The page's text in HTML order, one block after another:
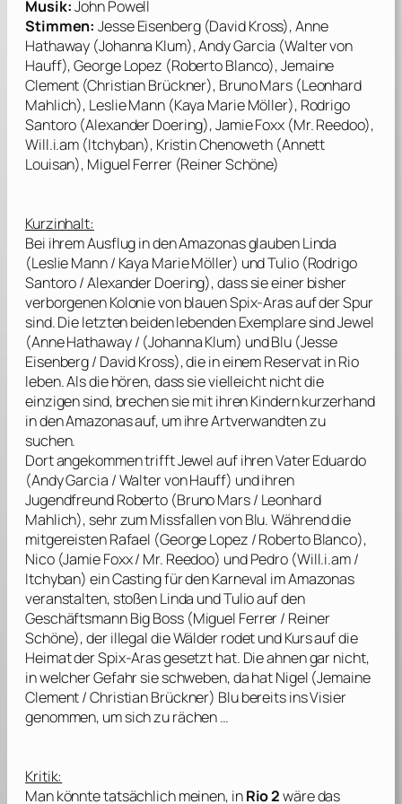
Musik:John Powell
Stimmen: Jesse Eisenberg (David Kross), Anne
Hathaway (Johanna Klum), Andy Garcia (Walter von
Hauff), George Lopez (Roberto Blanco), Jemaine
Clement (Christian Brückner), Bruno Mars (Leonhard
Mahlich), Leslie Mann (Kaya Marie Möller), Rodrigo
Santoro (Alexander Doering), Jamie Foxx (Mr. Reedoo),
Will.i.am (Itchyban), Kristin Chenoweth (Annett
Louisan), Miguel Ferrer (Reiner Schöne)
Kurzinhalt:
Bei ihrem Ausflug in den Amazonas glauben Linda
(Leslie Mann/ Kaya Marie Möller) und Tulio (Rodrigo
Santoro/Alexander Doering), dass sie einer bisher
verborgenen Kolonie von blauen Spix-Aras auf der Spur
sind. Die letzten beiden lebenden Exemplare sind Jewel
(Anne Hathaway/ (Johanna Klum) und Blu (Jesse
Eisenberg/ David Kross), die in einem Reservat in Rio
leben. Als die hören, dass sie vielleicht nicht die
einzigen sind, brechen sie mit ihren Kindern kurzerhand
in den Amazonas auf, um ihre Artverwandten zu
suchen.
Dort angekommen trifft Jewel auf ihren Vater Eduardo
(Andy Garcia /Walter von Hauff) und ihren
Jugendfreund Roberto (Bruno Mars/ Leonhard
Mahlich), sehr zum Missfallen von Blu. Während die
mitgereisten Rafael (George Lopez /Roberto Blanco),
Nico (Jamie Foxx/ Mr. Reedoo) und Pedro (Will.i.am/
Itchyban) ein Casting für den Karneval im Amazonas
veranstalten, stoßen Linda und Tulio auf den
Geschäftsmann Big Boss (Miguel Ferrer/ Reiner
Schöne), der illegal die Wälder rodet und Kurs auf die
Heimat der Spix-Aras gesetzt hat. Die ahnen gar nicht,
in welcher Gefahr sie schweben, da hat Nigel (Jemaine
Clement/Christian Brückner) Blu bereits ins Visier
genommen, um sich zu rächen …
Kritik:
Man könnte tatsächlich meinen, inRio 2wäre das